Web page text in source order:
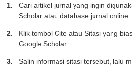
Cari artikel jurnal yang ingin
Scholar atau database jurnal online.
Klik tombol Cite atau Sitasi yang
Google Scholar.
Salin informasi sitasi tersebut, lalu